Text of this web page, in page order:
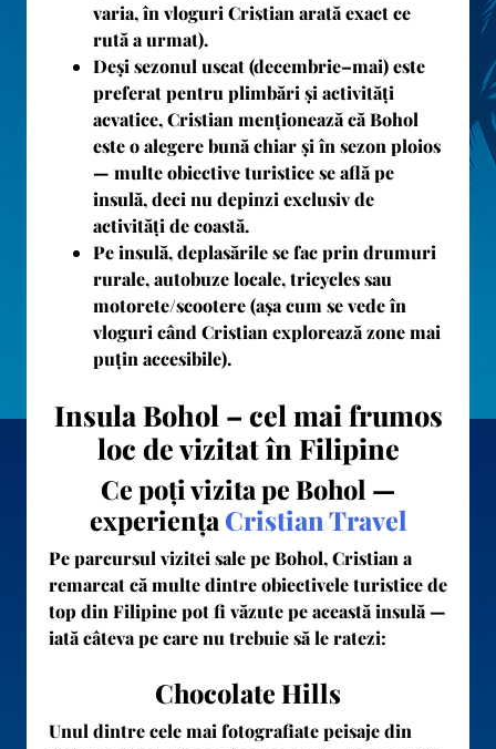
varia, în vloguri Cristian arată exact ce
rută a urmat).
Deși sezonul uscat (decembrie–mai) este
preferat pentru plimbări și activități
acvatice, Cristian menționează că Bohol
este o alegere bună chiar și în sezon ploios
— multe obiective turistice se află pe
insulă, deci nu depinzi exclusiv de
activități de coastă.
Pe insulă, deplasările se fac prin drumuri
rurale, autobuze locale, tricycles sau
motorete/scootere (așa cum se vede în
vloguri când Cristian explorează zone mai
puțin accesibile).
Insula Bohol – cel mai frumos
loc de vizitat în Filipine
Ce poți vizita pe Bohol —
experiențaCristian Travel
Pe parcursul vizitei sale pe Bohol, Cristian a
remarcat că multe dintre obiectivele turistice de
top din Filipine pot fi văzute pe această insulă —
iată câteva pe care nu trebuie să le ratezi:
Chocolate Hills
Unul dintre cele mai fotografiate peisaje din